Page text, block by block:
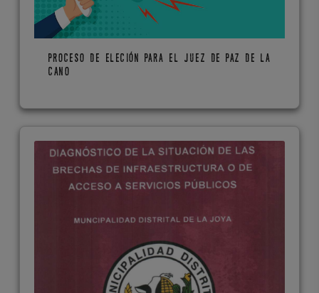
PROCESO DE ELECIÓN PARA EL JUEZ DE PAZ DE LA
CANO